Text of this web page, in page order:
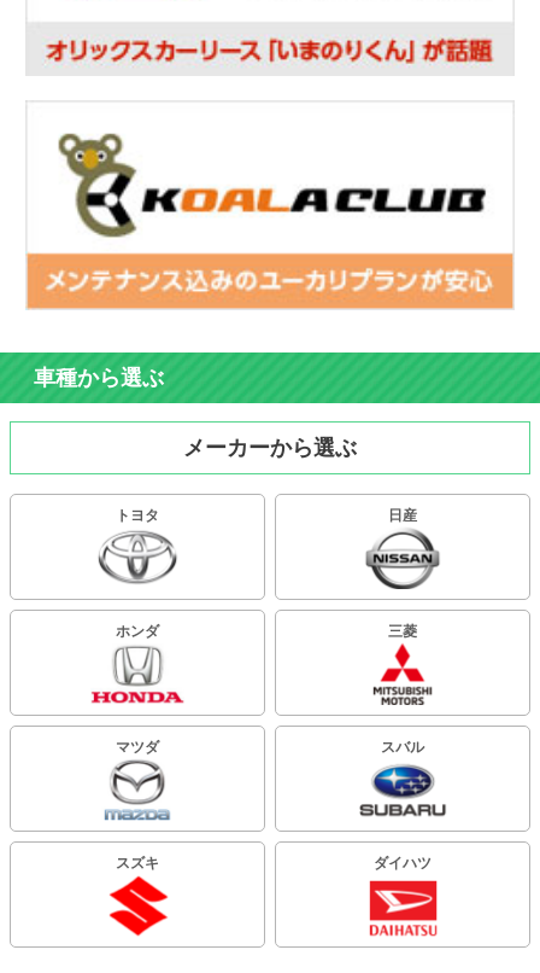
車種から選ぶ
メーカーから選ぶ
トヨタ 日産
ホンダ 三菱
マツダ スバル
スズキ ダイハツ